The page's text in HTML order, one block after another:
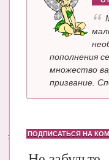
пополнения
множество
призвание.
ПОДПИСАТЬСЯ НА